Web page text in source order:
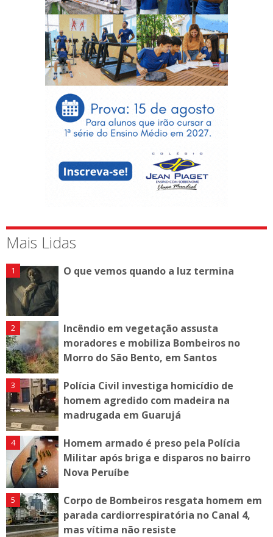
Mais Lidas
O que vemos quando a luz termina
Incêndio em vegetação assusta
moradores e mobiliza Bombeiros no
Morro do São Bento, em Santos
Polícia Civil investiga homicídio de
homem agredido com madeira na
madrugada em Guarujá
Homem armado é preso pela Polícia
Militar após briga e disparos no bairro
Nova Peruíbe
Corpo de Bombeiros resgata homem em
parada cardiorrespiratória no Canal 4,
mas vítima não resiste